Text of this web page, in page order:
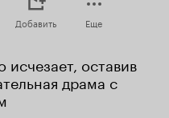
Добавить Еще
оставив
драма с